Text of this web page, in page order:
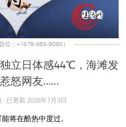
位：+1678-685-8086）
立日体感44℃，海滩发
怒网友……
· 已更新 2026年7月3日
将在酷热中度过。